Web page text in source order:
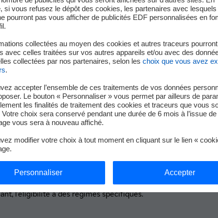
d’accise sur l’électricité est prévue au 1er août 2026,
de la loi de finances pour 2026. Ces ajustements
sur le budget électricité de votre collectivité
ne conduisent pas forcément à une augmentation du
la revalorisation de l’accise intervenue au 1
février
pour l’ensemble des clients.
paramètres s, notamment la puissance souscrite, le mode
l’éligibilité à des régimes spécifiques.
si vous refusez le dépôt des cookies, les partenaires avec
pourront pas vous afficher de publicités EDF personnalisées en
collectées au moyen des cookies et autres traceurs
avec celles traitées sur vos autres appareils et/ou avec des
collectées par nos partenaires, selon les choix que vous avez
.
accepter l’ensemble de ces traitements de vos données
Le bouton « Personnaliser » vous permet par ailleurs de
les finalités de traitement des cookies et traceurs que vous
choix sera conservé pendant une durée de 6 mois à l’issue de
vous sera à nouveau affiché.
modifier votre choix à tout moment en cliquant sur le lien «
Personnaliser Accepter